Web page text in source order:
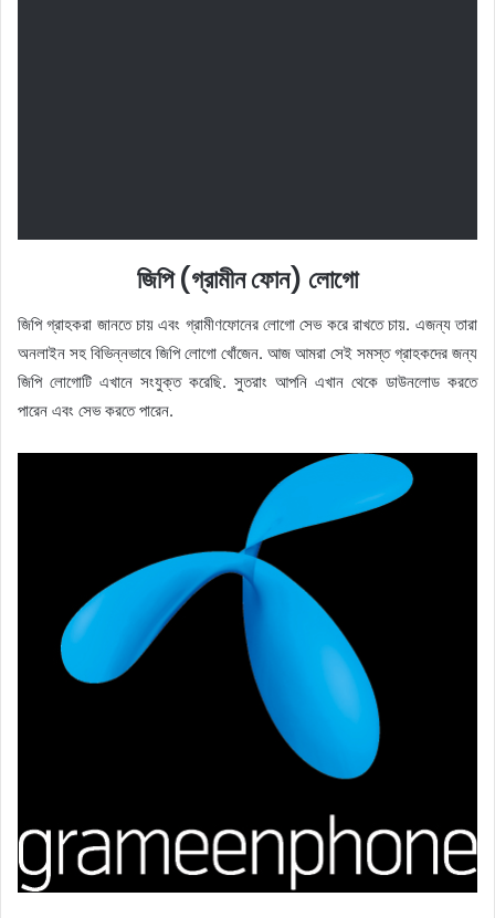
জিপি (গ্রামীন ফোন) লোগো
জিপি গ্রাহকরা জানতে চায় এবং গ্রামীণফোনের লোগো সেভ করে রাখতে চায়. এজন্য তারা
অনলাইন সহ বিভিন্নভাবে জিপি লোগো খোঁজেন. আজ আমরা সেই সমস্ত গ্রাহকদের জন্য
জিপি লোগোটি এখানে সংযুক্ত করেছি. সুতরাং আপনি এখান থেকে ডাউনলোড করতে
পারেন এবং সেভ করতে পারেন.